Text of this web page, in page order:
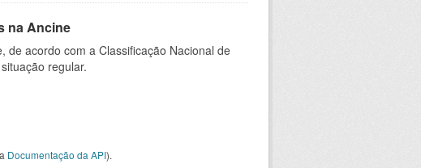
na Ancine
de acordo com a Classificação Nacional de
regular.
Documentação da API).